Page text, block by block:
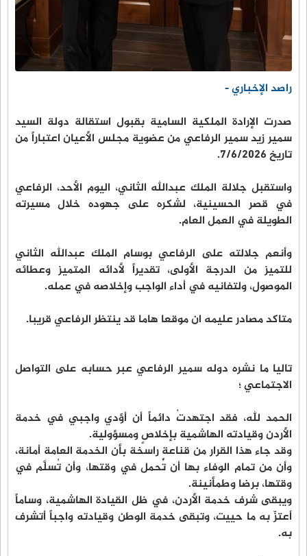
راصد الإخباري -
صدرت الإرادة الملكية السامية بقبول استقالة دولة السيد
سمير زيد سمير الرفاعي من عضوية مجلس الأعيان اعتباراً من
تاريخ 7/6/2026.
واستقبل جلالة الملك عبدالله الثاني، اليوم الأحد، الرفاعي
في قصر الحسينية، لشكره على جهوده خلال مسيرته
الطويلة في العمل العام.
وأنعم جلالته على الرفاعي بوسام الملك عبدالله الثاني
للتميز من الدرجة الأولى، تقديراً لأدائه المتميز وعطائه
الموصول، ولتفانيه في أداء الواجب وإخلاصه في عمله.
متاكد مصادر عليمه ان موقعا هاما قد ينتظر الرفاعي قريبا.
تاليا ما نشره دوله سمير الرفاعي عبر حسابه على التواصل
الاجتماعي ؛
الحمد لله، فقد اجتهدتُ دائماً أن أؤدي واجبي في خدمة
الأردن وقيادته الهاشمية بإخلاصٍ ومسؤولية.
وقد جاء هذا القرار من قناعةٍ راسخة بأن الخدمة العامة أمانة،
وأن من تمام الوفاء بها أن تُحمل في وقتها، وأن تُسلَّم في
وقتها، برضا وطمأنينة.
ويبقى شرف خدمة الأردن، في ظل القيادة الهاشمية، وساماً
أعتزّ به ما حييت، وتبقى خدمة الوطن وقيادته واجباً أتشرف
به.